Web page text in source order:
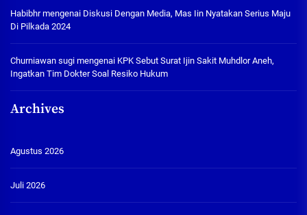
Habibhrmengenai Diskusi Dengan Media, Mas Iin Nyatakan Serius Maju
Di Pilkada 2024
Churniawan sugi mengenai KPK Sebut Surat Ijin Sakit Muhdlor Aneh,
Ingatkan Tim Dokter Soal Resiko Hukum
Archives
Agustus 2026
Juli 2026